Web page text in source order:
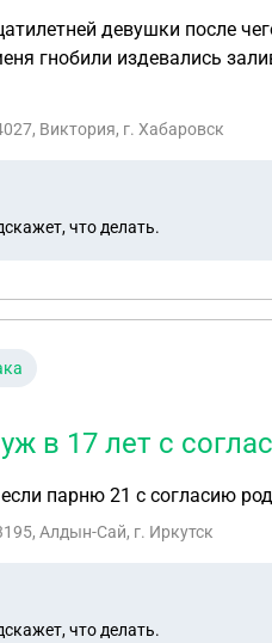
девушки после
гнобили издевались
получения чеков я
до 5 вечера то на
Виктория, г. Хабаровск
что делать.
в 17 лет с
парню 21 с согласию
Алдын-Сай, г. Иркутск
что делать.